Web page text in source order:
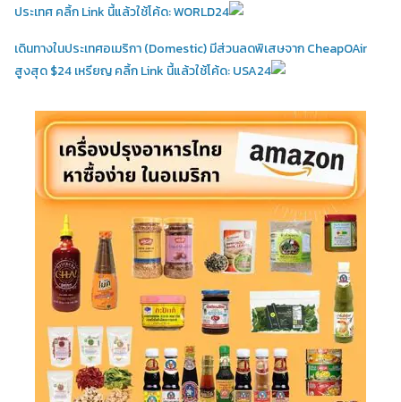
ประเทศ คลิ้ก Link นี้แล้วใช้โค้ด: WORLD24
เดินทางในประเทศอเมริกา (Domestic)มีส่วนลดพิเสษจาก CheapOAir
สูงสุด $24 เหรียญ คลิ้ก Link นี้แล้วใช้โค้ด: USA24